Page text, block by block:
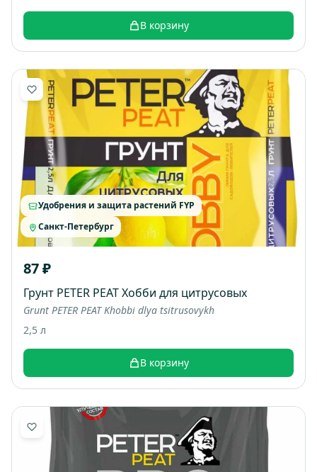
В корзину
Удобрения и защита растений FYP
Санкт-Петербург
87 ₽
Грунт PETER PEAT Хобби для цитрусовых
Grunt PETER PEAT Khobbi dlya tsitrusovykh
2,5 л
В корзину